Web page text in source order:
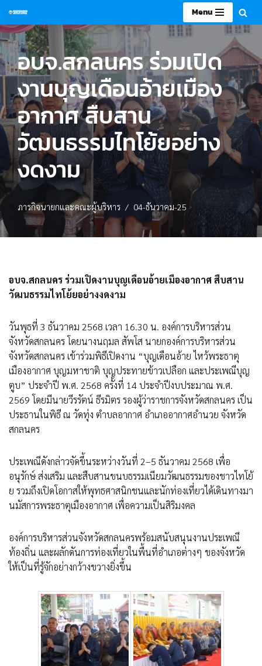
Skip
to
content
Menu
อบจ.สกลนคร ร่วมเปิด
งานบุญเดือนอ้ายเมือง
อากาศ สืบสาน
วัฒนธรรมไทโย้ยอย่าง
งดงาม
ภารกิจนายกและคณะผู้บริหาร 04-ธันวาคม-25
อบจ.สกลนคร ร่วมเปิดงานบุญเดือนอ้ายเมืองอากาศ สืบสาน
วัฒนธรรมไทโย้ยอย่างงดงาม
วันพุธที่ 3 ธันวาคม 2568 เวลา 16.30 น. องค์การบริหารส่วน
จังหวัดสกลนคร โดยนางนฤมล สัพโส นายกองค์การบริหารส่วน
จังหวัดสกลนคร เข้าร่วมพิธีเปิดงาน “บุญเดือนอ้าย ไหว้พระธาตุ
เมืองอากาศ บุญมหาชาติ บุญประทายข้าวเปลือก และประเพณีบุญ
ตูบ” ประจำปี พ.ศ. 2568 ครั้งที่ 14 ประจำปีงบประมาณ พ.ศ.
2569 โดยมีนายวีรรัตน์ ธีรมิตร รองผู้ว่าราชการจังหวัดสกลนคร เป็น
ประธานในพิธี ณ วัดทุ่ง ตำบลอากาศ อำเภออากาศอำนวย จังหวัด
สกลนคร
ประเพณีดังกล่าวจัดขึ้นระหว่างวันที่ 2–5 ธันวาคม 2568 เพื่อ
อนุรักษ์ ส่งเสริม และสืบสานขนบธรรมเนียมวัฒนธรรมของชาวไทโย้
ย รวมถึงเปิดโอกาสให้พุทธศาสนิกชนและนักท่องเที่ยวได้เดินทางมา
นมัสการพระธาตุเมืองอากาศ เพื่อความเป็นสิริมงคล
องค์การบริหารส่วนจังหวัดสกลนครพร้อมสนับสนุนงานประเพณี
ท้องถิ่น และผลักดันการท่องเที่ยวในพื้นที่อำเภอต่างๆ ของจังหวัด
ให้เป็นที่รู้จักอย่างกว้างขวางยิ่งขึ้น